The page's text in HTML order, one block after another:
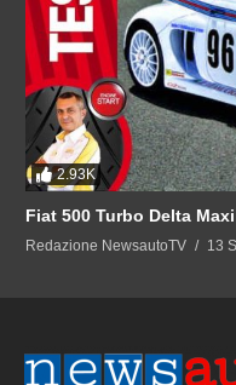
2.93K
Fiat 500 Turbo Delta
Redazione NewsautoTV 13